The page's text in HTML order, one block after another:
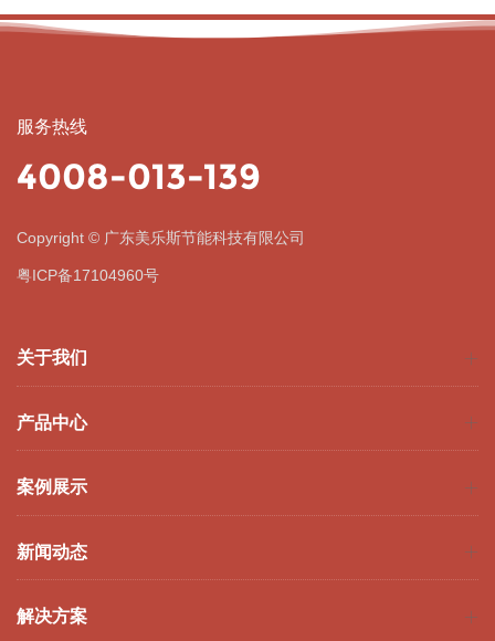
服务热线
4008-013-139
Copyright © 广东美乐斯节能科技有限公司
粤ICP备17104960号
关于我们
产品中心
案例展示
新闻动态
解决方案